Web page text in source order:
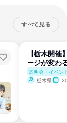
すべて見る
【栃木開催
ージが変わ
説明会・イベン
栃木県